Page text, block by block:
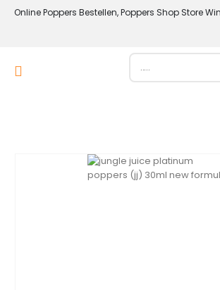
Online Poppers Bestellen, Poppers Shop Store